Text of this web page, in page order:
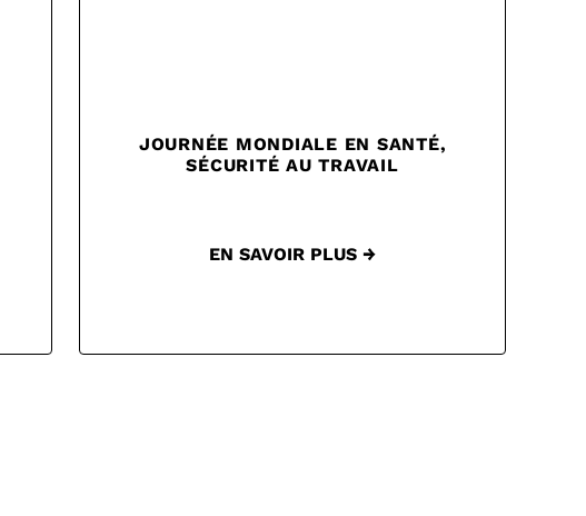
JOURNÉE MONDIALE EN SANTÉ,
SÉCURITÉ AU TRAVAIL
EN SAVOIR PLUS →